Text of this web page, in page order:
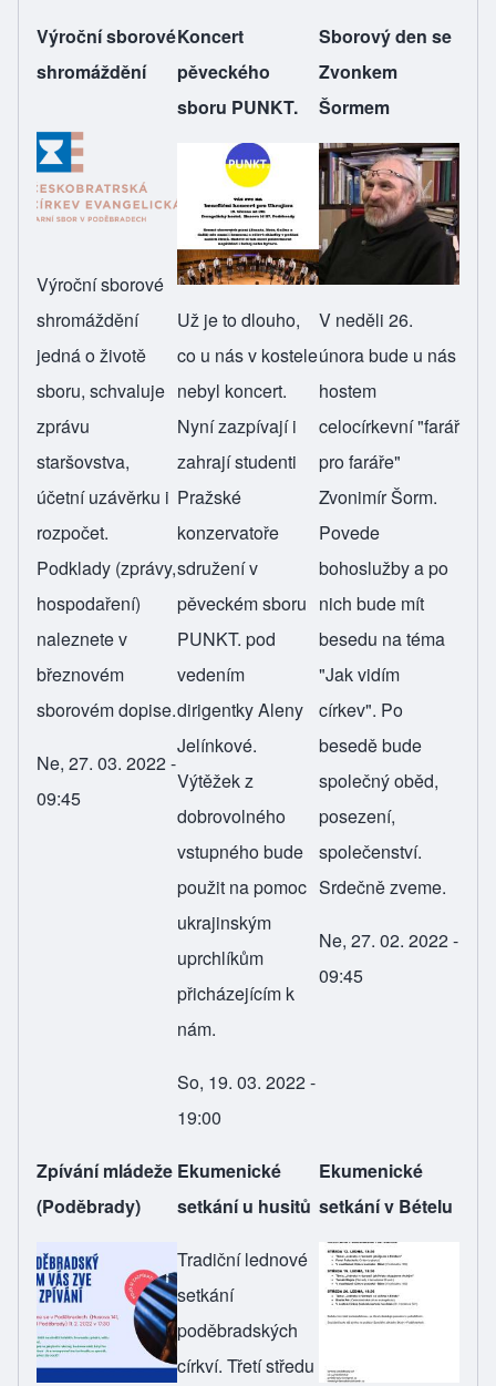
Výroční sborové
shromáždění
Výroční sborové
shromáždění
jedná o životě
sboru, schvaluje
zprávu
staršovstva,
účetní uzávěrku i
rozpočet.
Podklady (zprávy,
hospodaření)
naleznetev
březnovém
sborovém dopise.
Ne, 27. 03. 2022 -
09:45
Koncert
pěveckého
sboru PUNKT.
Už je to dlouho,
co u nás v kostele
nebyl koncert.
Nyní zazpívají i
zahrají studenti
Pražské
konzervatoře
sdružení v
pěveckém sboru
PUNKT. pod
vedením
dirigentky Aleny
Jelínkové.
Výtěžek z
dobrovolného
vstupného bude
použit na pomoc
ukrajinským
uprchlíkům
přicházejícím k
nám.
So, 19. 03. 2022 -
19:00
Sborový den se
Zvonkem
Šormem
V neděli 26.
února bude u nás
hostem
celocírkevní "farář
pro faráře"
Zvonimír Šorm.
Povede
bohoslužby a po
nich bude mít
besedu na téma
"Jak vidím
církev". Po
besedě bude
společný oběd,
posezení,
společenství.
Srdečně zveme.
Ne, 27. 02. 2022 -
09:45
Zpívání mládeže
(Poděbrady)
Ekumenické
setkání u husitů
Tradiční lednové
setkání
poděbradských
církví. Třetí středu
Ekumenické
setkání v Bételu